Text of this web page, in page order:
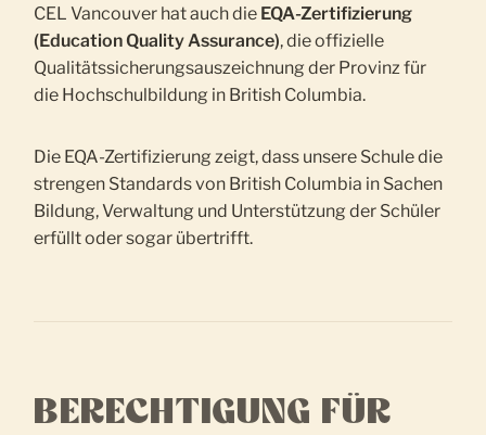
CEL Vancouver hat auch die EQA-Zertifizierung
(Education Quality Assurance), die offizielle
Qualitätssicherungsauszeichnung der Provinz für
die Hochschulbildung in British Columbia.
Die EQA-Zertifizierung zeigt, dass unsere Schule die
strengen Standards von British Columbia in Sachen
Bildung, Verwaltung und Unterstützung der Schüler
erfüllt oder sogar übertrifft.
BERECHTIGUNG FÜR